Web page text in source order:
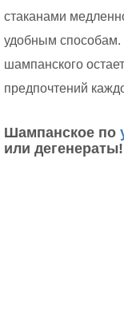
стаканами
удобным способам.
шампанского
предпочтений
Шампанское по
или дегенераты!